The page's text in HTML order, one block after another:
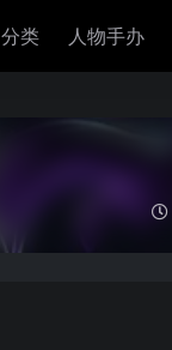
分类 人物手办